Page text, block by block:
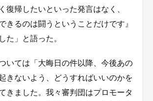
復帰したいといった発言はなく、
きるのは闘うということだけです』
た」と語った。
いては「大晦日の件以降、今後あの
きないよう、どうすればいいのかを
きました。我々審判団はプロモータ